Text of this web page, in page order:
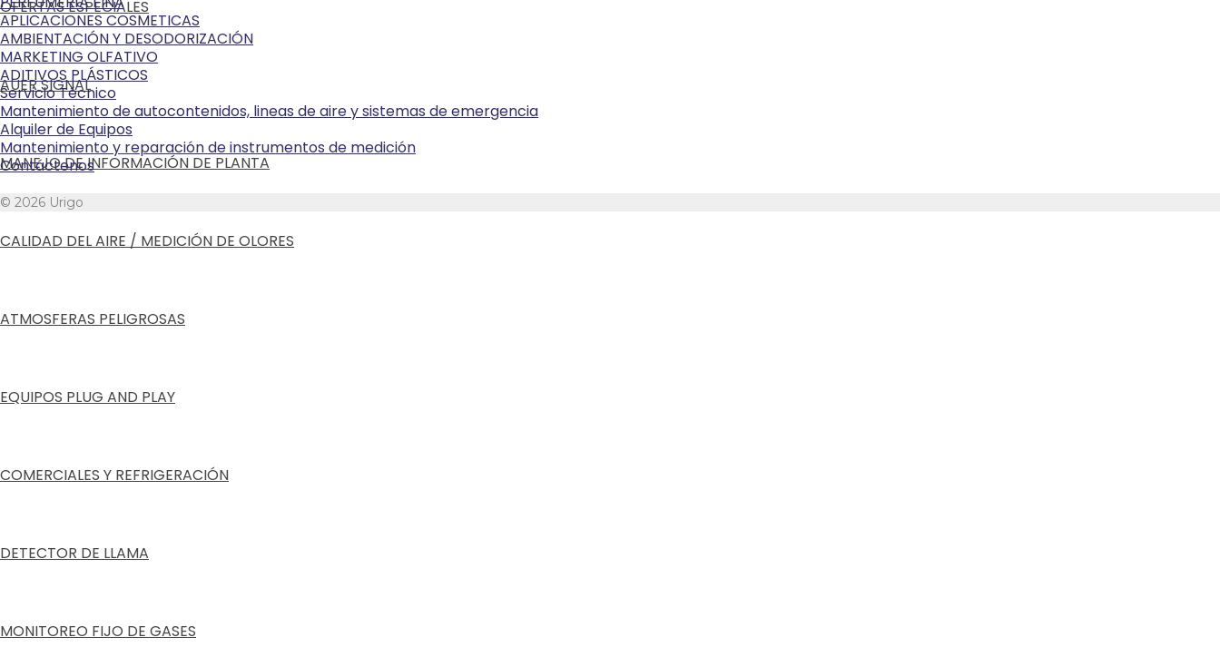
OFERTAS ESPECIALES
AUER SIGNAL
MANEJO DE INFORMACIÓN DE PLANTA
CALIDAD DEL AIRE / MEDICIÓN DE OLORES
ATMOSFERAS PELIGROSAS
EQUIPOS PLUG AND PLAY
COMERCIALES Y REFRIGERACIÓN
DETECTOR DE LLAMA
MONITOREO FIJO DE GASES
APLICACIONES COSMETICAS
AMBIENTACIÓN Y DESODORIZACIÓN
MARKETING OLFATIVO
ADITIVOS PLÁSTICOS
Servicio Técnico
Mantenimiento de autocontenidos, lineas de aire y sistemas de emergencia
Alquiler de Equipos
Mantenimiento y reparación de instrumentos de medición
Contáctenos
© 2026 Urigo